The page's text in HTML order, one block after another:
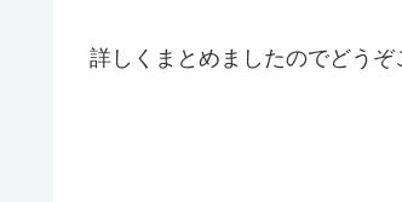
詳しくまとめましたのでどうぞ